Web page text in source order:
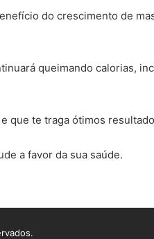
do crescimento de
queimando calorias,
que te traga ótimos
a favor da sua saúde.